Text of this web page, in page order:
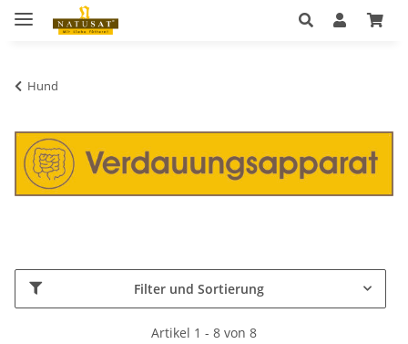
Hund
Filter und Sortierung
Artikel 1 - 8 von 8